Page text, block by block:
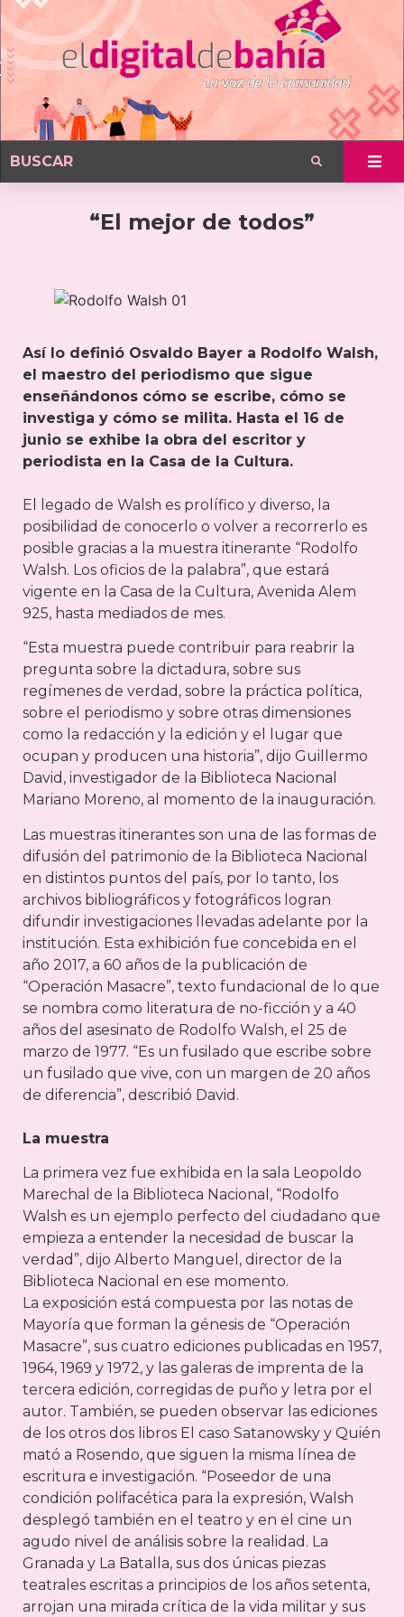
“El mejor de todos”
Así lo definió Osvaldo Bayer a Rodolfo Walsh,
el maestro del periodismo que sigue
enseñándonos cómo se escribe, cómo se
investiga y cómo se milita. Hasta el 16 de
junio se exhibe la obra del escritor y
periodista en la Casa de la Cultura.
El legado de Walsh es prolífico y diverso, la
posibilidad de conocerlo o volver a recorrerlo es
posible gracias a la muestra itinerante “Rodolfo
Walsh. Los oficios de la palabra”, que estará
vigente en la Casa de la Cultura, Avenida Alem
925, hasta mediados de mes.
“Esta muestra puede contribuir para reabrir la
pregunta sobre la dictadura, sobre sus
regímenes de verdad, sobre la práctica política,
sobre el periodismo y sobre otras dimensiones
como la redacción y la edición y el lugar que
ocupan y producen una historia”, dijo Guillermo
David, investigador de la Biblioteca Nacional
Mariano Moreno, al momento de la inauguración.
Las muestras itinerantes son una de las formas de
difusión del patrimonio de la Biblioteca Nacional
en distintos puntos del país, por lo tanto, los
archivos bibliográficos y fotográficos logran
difundir investigaciones llevadas adelante por la
institución. Esta exhibición fue concebida en el
año 2017, a 60 años de la publicación de
“Operación Masacre”, texto fundacional de lo que
se nombra como literatura de no-ficción y a 40
años del asesinato de Rodolfo Walsh, el 25 de
marzo de 1977. “Es un fusilado que escribe sobre
un fusilado que vive, con un margen de 20 años
de diferencia”, describió David.
La muestra
La primera vez fue exhibida en la sala Leopoldo
Marechal de la Biblioteca Nacional, “Rodolfo
Walsh es un ejemplo perfecto del ciudadano que
empieza a entender la necesidad de buscar la
verdad”, dijo Alberto Manguel, director de la
Biblioteca Nacional en ese momento.
La exposición está compuesta por las notas de
Mayoría que forman la génesis de “Operación
Masacre”, sus cuatro ediciones publicadas en 1957,
1964, 1969 y 1972, y las galeras de imprenta de la
tercera edición, corregidas de puño y letra por el
autor. También, se pueden observar las ediciones
de los otros dos libros El caso Satanowsky y Quién
mató a Rosendo, que siguen la misma línea de
escritura e investigación. “Poseedor de una
condición polifacética para la expresión, Walsh
desplegó también en el teatro y en el cine un
agudo nivel de análisis sobre la realidad. La
Granada y La Batalla, sus dos únicas piezas
teatrales escritas a principios de los años setenta,
arrojan una mirada crítica de la vida militar y sus